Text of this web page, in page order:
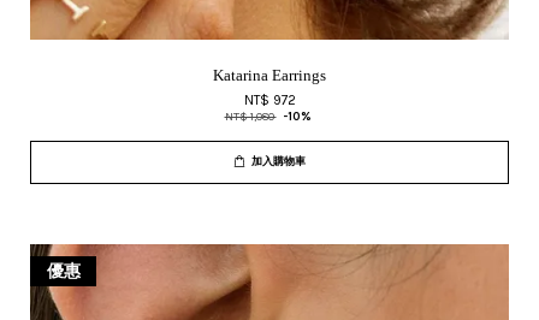
Katarina Earrings
NT$ 972
NT$ 1,080 -10%
加入購物車
優惠